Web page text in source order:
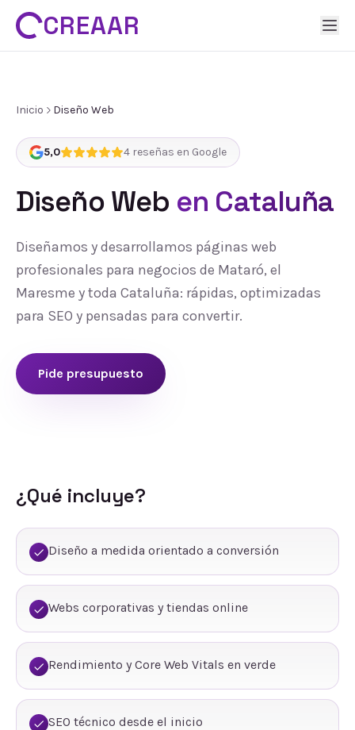
CREAAR
Inicio Diseño Web
5,0 4 reseñas en Google
Diseño Web en Cataluña
Diseñamos y desarrollamos páginas web
profesionales para negocios de Mataró, el
Maresme y toda Cataluña: rápidas, optimizadas
para SEO y pensadas para convertir.
Pide presupuesto
¿Qué incluye?
Diseño a medida orientado a conversión
Webs corporativas y tiendas online
Rendimiento y Core Web Vitals en verde
SEO técnico desde el inicio